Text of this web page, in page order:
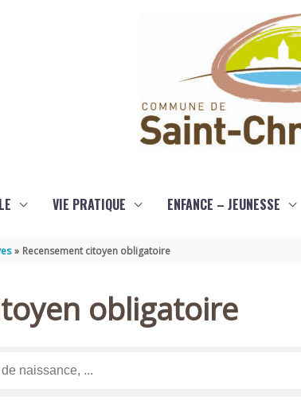
VIE PRATIQUE ENFANCE – JEUNESSE
Recensement citoyen obligatoire
obligatoire